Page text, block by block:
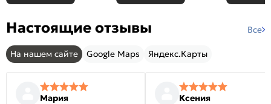
Настоящие отзывы Все
На нашем сайте Google Maps Яндекс.Карты
Мария Ксения